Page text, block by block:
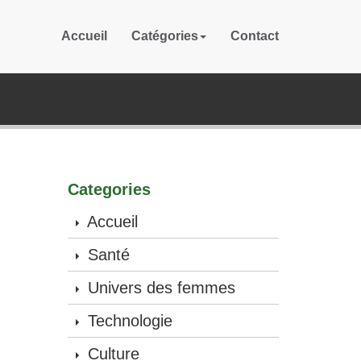
Accueil Catégories Contact
Categories
Accueil
Santé
Univers des femmes
Technologie
Culture